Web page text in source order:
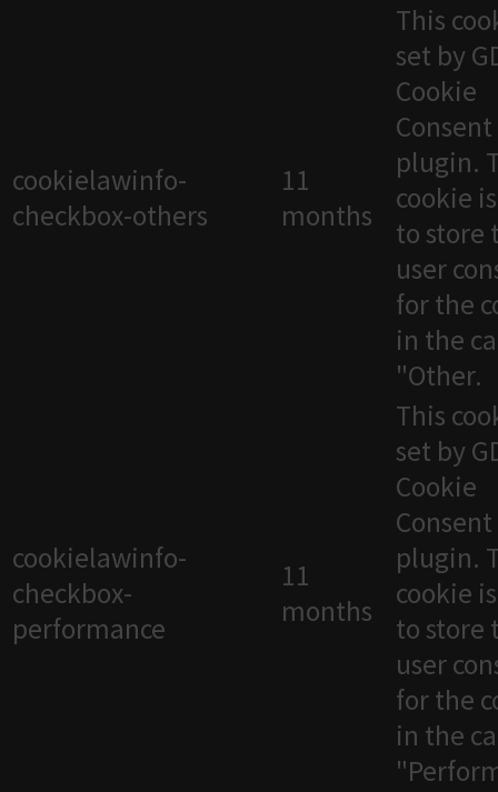
cookielawinfo-
checkbox-others
11
months
This
set by
Cookie
Consent
plugin.
cookie
to store
user
for the
in the
"Other.
cookielawinfo-
checkbox-
performance
11
months
This
set by
Cookie
Consent
plugin.
cookie
to store
user
for the
in the